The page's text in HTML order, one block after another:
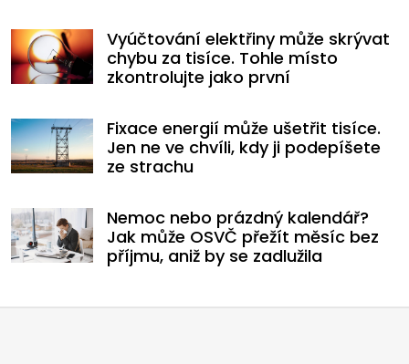
Vyúčtování elektřiny může skrývat
chybu za tisíce. Tohle místo
zkontrolujte jako první
Fixace energií může ušetřit tisíce.
Jen ne ve chvíli, kdy ji podepíšete
ze strachu
Nemoc nebo prázdný kalendář?
Jak může OSVČ přežít měsíc bez
příjmu, aniž by se zadlužila